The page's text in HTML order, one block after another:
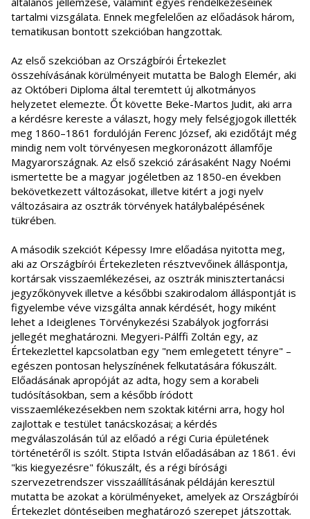
tartalmi vizsgálata. Ennek megfelelően az előadások három,
tematikusan bontott szekcióban hangzottak.
Az első szekcióban az Országbírói Értekezlet
összehívásának körülményeit mutatta be Balogh Elemér, aki
az Októberi Diploma által teremtett új alkotmányos
helyzetet elemezte. Őt követte Beke-Martos Judit, aki arra
a kérdésre kereste a választ, hogy mely felségjogok illették
meg 1860–1861 fordulóján Ferenc József, aki ezidőtájt még
mindig nem volt törvényesen megkoronázott államfője
Magyarországnak. Az első szekció zárásaként Nagy Noémi
ismertette be a magyar jogéletben az 1850-en években
bekövetkezett változásokat, illetve kitért a jogi nyelv
változásaira az osztrák törvények hatálybalépésének
tükrében.
A második szekciót Képessy Imre előadása nyitotta meg,
aki az Országbírói Értekezleten résztvevőinek álláspontja,
kortársak visszaemlékezései, az osztrák minisztertanácsi
jegyzőkönyvek illetve a későbbi szakirodalom álláspontját is
figyelembe véve vizsgálta annak kérdését, hogy miként
lehet a Ideiglenes Törvénykezési Szabályok jogforrási
jellegét meghatározni. Megyeri-Pálffi Zoltán egy, az
Értekezlettel kapcsolatban egy "nem emlegetett tényre" –
egészen pontosan helyszínének felkutatására fókuszált.
Előadásának apropóját az adta, hogy sem a korabeli
tudósításokban, sem a később íródott
visszaemlékezésekben nem szoktak kitérni arra, hogy hol
zajlottak e testület tanácskozásai; a kérdés
megválaszolásán túl az előadó a régi Curia épületének
történetéről is szólt. Stipta István előadásában az 1861. évi
"kis kiegyezésre" fókuszált, és a régi bírósági
szervezetrendszer visszaállításának példáján keresztül
mutatta be azokat a körülményeket, amelyek az Országbírói
Értekezlet döntéseiben meghatározó szerepet játszottak.